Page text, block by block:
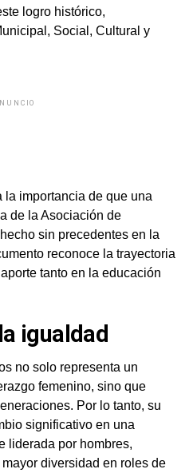
logro histórico,
Social, Cultural y
la importancia de que una
de la Asociación de
sin precedentes en la
reconoce la trayectoria
tanto en la educación
igualdad
no solo representa un
femenino, sino que
Por lo tanto, su
significativo en una
liderada por hombres,
diversidad en roles de